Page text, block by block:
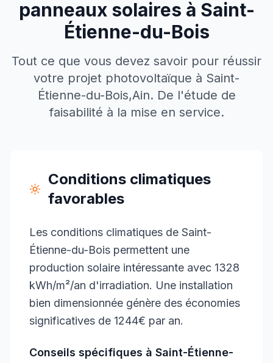
panneaux solaires à Saint-
Étienne-du-Bois
Tout ce que vous devez savoir pour réussir
votre projet photovoltaïque à Saint-
Étienne-du-Bois,Ain. De l'étude de
faisabilité à la mise en service.
Conditions climatiques
favorables
Les conditions climatiques de Saint-
Étienne-du-Bois permettent une
production solaire intéressante avec 1328
kWh/m²/an d'irradiation. Une installation
bien dimensionnée génère des économies
significatives de 1244€ par an.
Conseils spécifiques à Saint-Étienne-